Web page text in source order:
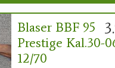
Blaser BBF 95
Prestige Kal.30-
12/70